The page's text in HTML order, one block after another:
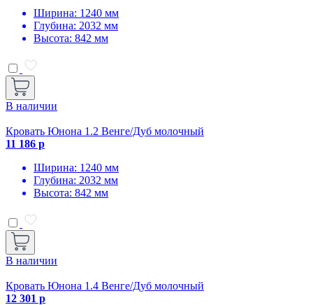
Ширина: 1240 мм
Глубина: 2032 мм
Высота: 842 мм
В наличии
Кровать Юнона 1.2 Венге/Дуб молочный
11 186 р
Ширина: 1240 мм
Глубина: 2032 мм
Высота: 842 мм
В наличии
Кровать Юнона 1.4 Венге/Дуб молочный
12 301 р